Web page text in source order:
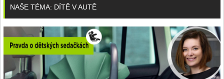
NAŠE TÉMA: DÍTĚ V AUTĚ